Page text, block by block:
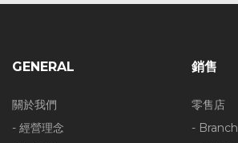
GENERAL
關於我們
- 經營理念
銷售
零售店
- Branch